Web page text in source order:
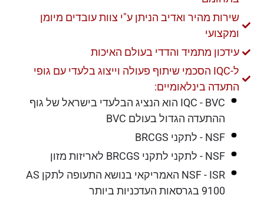
שירות מהיר ואדיב הניתן ע"י צוות עובדים מיומן
ומקצועי
עידכון מתמיד והדדי בעולם האיכות
ל-IQC הסכמי שיתוף פעולה וייצוג בלעדי עם גופי
התעדה בינלאומיים:
IQC - BVC הוא הנציג הבלעדי בישראל של גוף
ההתעדה הגדול בעולם BVC
NSF - לתקני BRCGS
NSF - לתקני לתקני BRCGS לאריזות מזון
NSF - ISR האמריקאי בנושא התעופה לתקן AS
9100 בגרסאות העדכניות ביותר